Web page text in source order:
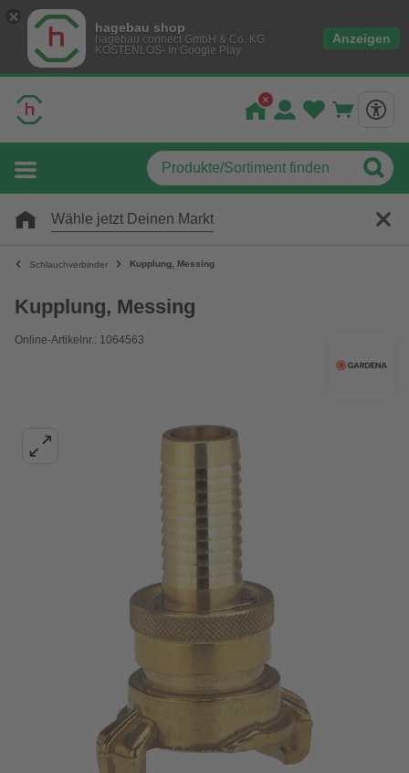
hagebau shop
hagebau connect GmbH & Co. KG
KOSTENLOS- In Google Play
Anzeigen
Wähle jetzt Deinen Markt
Schlauchverbinder Kupplung, Messing
Kupplung, Messing
Online-Artikelnr.: 1064563